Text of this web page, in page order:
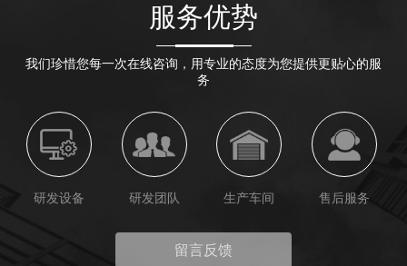
服务优势
我们珍惜您每一次在线咨询，用专业的态度为您提供更贴心的服
务
研发设备 研发团队 生产车间 售后服务
留言反馈